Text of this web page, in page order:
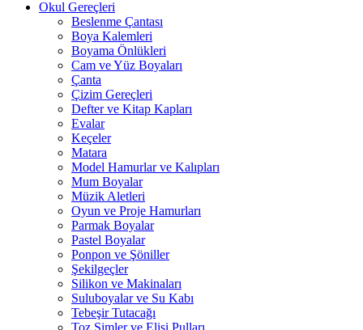
Okul Gereçleri
Beslenme Çantası
Boya Kalemleri
Boyama Önlükleri
Cam ve Yüz Boyaları
Çanta
Çizim Gereçleri
Defter ve Kitap Kapları
Evalar
Keçeler
Matara
Model Hamurlar ve Kalıpları
Mum Boyalar
Müzik Aletleri
Oyun ve Proje Hamurları
Parmak Boyalar
Pastel Boyalar
Ponpon ve Şöniller
Şekilgeçler
Silikon ve Makinaları
Suluboyalar ve Su Kabı
Tebeşir Tutacağı
Toz Simler ve Elişi Pulları